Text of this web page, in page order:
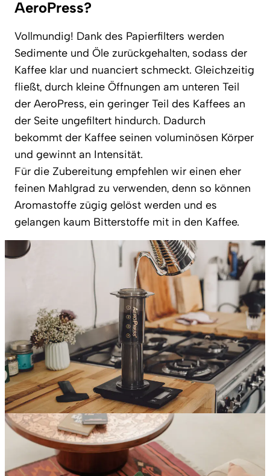
AeroPress?
Vollmundig! Dank des Papierfilters werden
Sedimente und Öle zurückgehalten, sodass der
Kaffee klar und nuanciert schmeckt. Gleichzeitig
fließt, durch kleine Öffnungen am unteren Teil
der AeroPress, ein geringer Teil des Kaffees an
der Seite ungefiltert hindurch. Dadurch
bekommt der Kaffee seinen voluminösen Körper
und gewinnt an Intensität.
Für die Zubereitung empfehlen wir einen eher
feinen Mahlgrad zu verwenden, denn so können
Aromastoffe zügig gelöst werden und es
gelangen kaum Bitterstoffe mit in den Kaffee.